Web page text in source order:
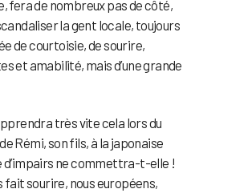
fera de nombreux pas de côté,
la gent locale, toujours
de courtoisie, de sourire,
et amabilité, mais d’une grande
très vite cela lors du
Rémi, son fils, à la japonaise
d’impairs ne commettra-t-elle !
fait sourire, nous européens,